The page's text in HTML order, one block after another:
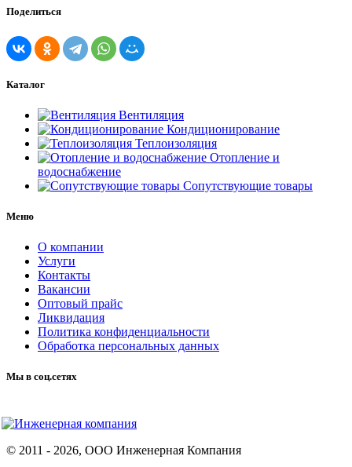
Поделиться
Каталог
Вентиляция
Кондиционирование
Теплоизоляция
Отопление и
водоснабжение
Сопутствующие товары
Меню
О компании
Услуги
Контакты
Вакансии
Оптовый прайс
Ликвидация
Политика конфиденциальности
Обработка персональных данных
Мы в соц.сетях
© 2011 - 2026, ООО Инженерная Компания